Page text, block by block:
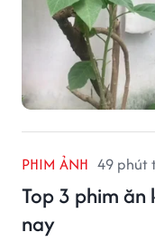
PHIM ẢNH 49 phút
Top 3 phim
nay